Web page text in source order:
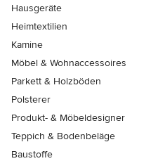
Hausgeräte
Heimtextilien
Kamine
Möbel & Wohnaccessoires
Parkett & Holzböden
Polsterer
Produkt- & Möbeldesigner
Teppich & Bodenbeläge
Baustoffe